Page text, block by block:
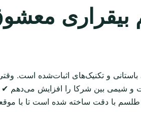
بیقراری
و تکنیک‌های اثبات‌شده است.
و شیمی بین شرکا را افزایش می‌دهم
با دقت ساخته شده است تا با